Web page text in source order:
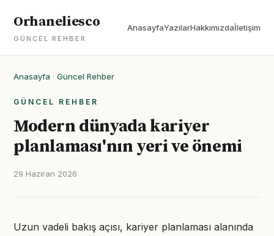
Orhaneliesco
GÜNCEL REHBER
AnasayfaYazılarHakkımızdaİletişim
Anasayfa · Güncel Rehber
GÜNCEL REHBER
Modern dünyada kariyer
planlaması'nın yeri ve önemi
29 Haziran 2026
Uzun vadeli bakış açısı, kariyer planlaması alanında